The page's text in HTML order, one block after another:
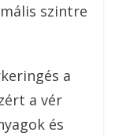
szintre
a
a vér
és